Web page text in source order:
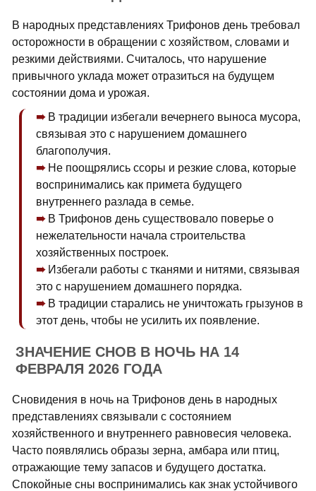
В народных представлениях Трифонов день требовал
осторожности в обращении с хозяйством, словами и
резкими действиями. Считалось, что нарушение
привычного уклада может отразиться на будущем
состоянии дома и урожая.
В традиции избегали вечернего выноса мусора,
связывая это с нарушением домашнего
благополучия.
Не поощрялись ссоры и резкие слова, которые
воспринимались как примета будущего
внутреннего разлада в семье.
В Трифонов день существовало поверье о
нежелательности начала строительства
хозяйственных построек.
Избегали работы с тканями и нитями, связывая
это с нарушением домашнего порядка.
В традиции старались не уничтожать грызунов в
этот день, чтобы не усилить их появление.
ЗНАЧЕНИЕ СНОВ В НОЧЬ НА 14
ФЕВРАЛЯ 2026 ГОДА
Сновидения в ночь на Трифонов день в народных
представлениях связывали с состоянием
хозяйственного и внутреннего равновесия человека.
Часто появлялись образы зерна, амбара или птиц,
отражающие тему запасов и будущего достатка.
Спокойные сны воспринимались как знак устойчивого